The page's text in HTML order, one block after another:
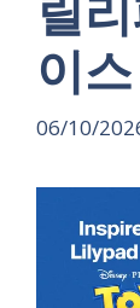
이
06/10/